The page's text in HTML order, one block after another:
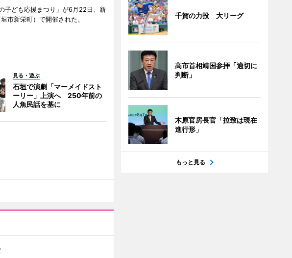
子ども応援まつり」が6月22日、新
市新栄町）で開催された。
見る・遊ぶ
石垣で演劇「マーメイドスト
ーリー」上演へ 250年前の
人魚民話を基に
千賀の力投 大リーグ
高市首相靖国参拝「適切に
判断」
木原官房長官「拉致は現在
進行形」
もっと見る